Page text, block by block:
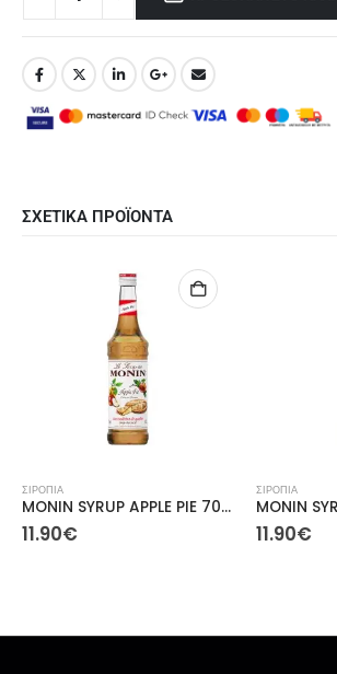
ΣΧΕΤΙΚΑ ΠΡΟΪΟΝΤΑ
ΣΙΡΟΠΙΑ
MONIN SYRUP APPLE PIE 700ml
11.90€
ΣΙΡΟΠΙΑ
11.90€